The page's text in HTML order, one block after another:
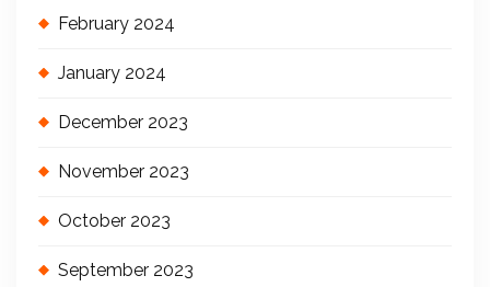
February 2024
January 2024
December 2023
November 2023
October 2023
September 2023